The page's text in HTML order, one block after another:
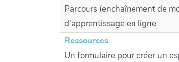
Parcours (enchaînement de
d'apprentissage en ligne
Ressources
Un formulaire pour créer un